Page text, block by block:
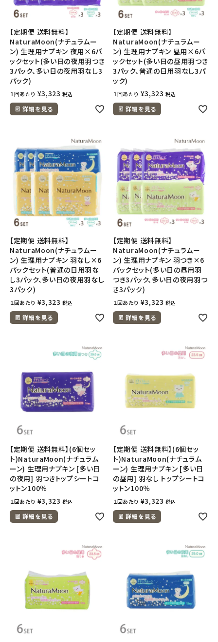
【定期便 送料無料】
NaturaMoon(ナチュラムー
ン) 生理用ナプキン 夜用×6パ
ックセット(多い日の夜用羽つき
3パック、多い日の夜用羽なし3
パック)
１回あたり ¥3,323 税込
詳細を見る
【定期便 送料無料】
NaturaMoon(ナチュラムー
ン) 生理用ナプキン 昼用×6パ
ックセット(多い日の昼用羽つき
3パック、普通の日用羽なし3パ
ック)
１回あたり ¥3,323 税込
詳細を見る
【定期便 送料無料】
NaturaMoon(ナチュラムー
ン) 生理用ナプキン 羽なし×6
パックセット(普通の日用羽な
し3パック、多い日の夜用羽なし
3パック)
１回あたり ¥3,323 税込
詳細を見る
【定期便 送料無料】
NaturaMoon(ナチュラムー
ン) 生理用ナプキン 羽つき×6
パックセット(多い日の昼用羽
つき3パック、多い日の夜用羽つ
き3パック)
１回あたり ¥3,323 税込
詳細を見る
【定期便 送料無料】(6個セッ
ト)NaturaMoon(ナチュラム
ーン) 生理用ナプキン [多い日
の夜用] 羽つきトップシートコ
ットン100％
１回あたり ¥3,323 税込
詳細を見る
【定期便 送料無料】(6個セッ
ト)NaturaMoon(ナチュラム
ーン) 生理用ナプキン [多い日
の昼用] 羽なし トップシートコ
ットン100％
１回あたり ¥3,323 税込
詳細を見る